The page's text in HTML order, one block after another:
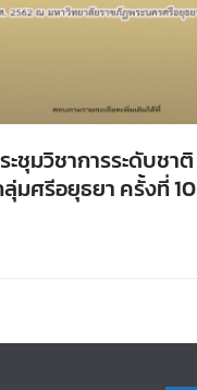
ชุมวิชาการระดับชาติ
มศรีอยุธยา ครั้งที่ 10